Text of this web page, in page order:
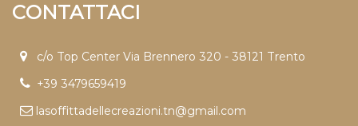
CONTATTACI
c/o Top Center Via Brennero 320 - 38121 Trento
+39 3479659419
lasoffittadellecreazioni.tn@gmail.com